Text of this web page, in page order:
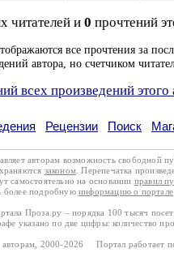
читателей и 0 прочтений
все прочтения за
автора, но счетчиком
всех произведений этого
Рецензии Поиск
авторам возможность свободной
законом . Перепечатка
самостоятельно на основании правил
более подробную информацию о портале
Проза.ру – порядка 100 тысяч
указано по две цифры: количество
авторам, 2000-2026 Портал работает